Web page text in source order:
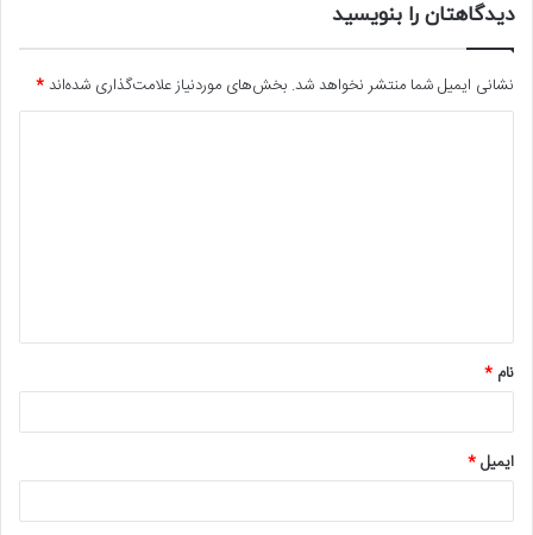
دیدگاهتان را بنویسید
نشانی ایمیل شما منتشر نخواهد شد. بخش‌های موردنیاز علامت‌گذاری شده‌اند*
*
نام *
ایمیل*